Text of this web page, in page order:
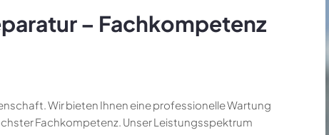
– Fachkompetenz
Wir bieten Ihnen eine professionelle Wartung
Fachkompetenz. Unser Leistungsspektrum